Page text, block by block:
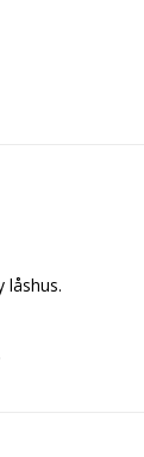
låshus.